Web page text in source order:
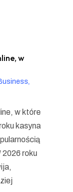
w
w które
kasyna
2026 roku